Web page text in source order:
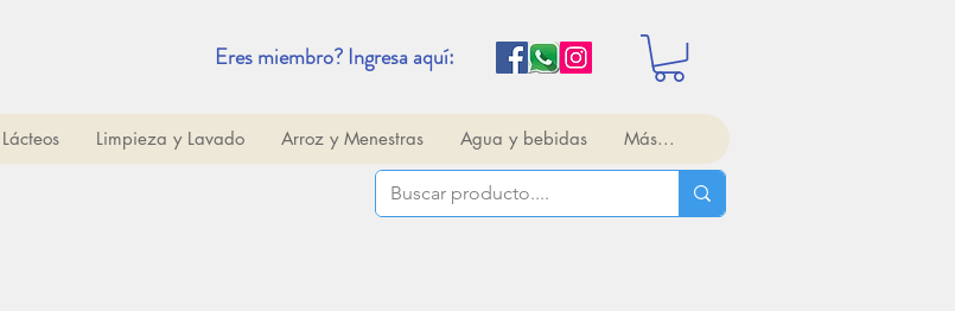
Eres miembro? Ingresa aquí:
Limpieza y Lavado Arroz y Menestras Agua y bebidas Más...